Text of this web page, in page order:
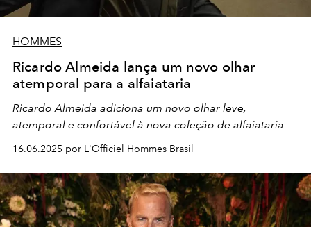
HOMMES
Ricardo Almeida lança um novo olhar
atemporal para a alfaiataria
Ricardo Almeida adiciona um novo olhar leve,
atemporal e confortável à nova coleção de alfaiataria
16.06.2025 por L'Officiel Hommes Brasil